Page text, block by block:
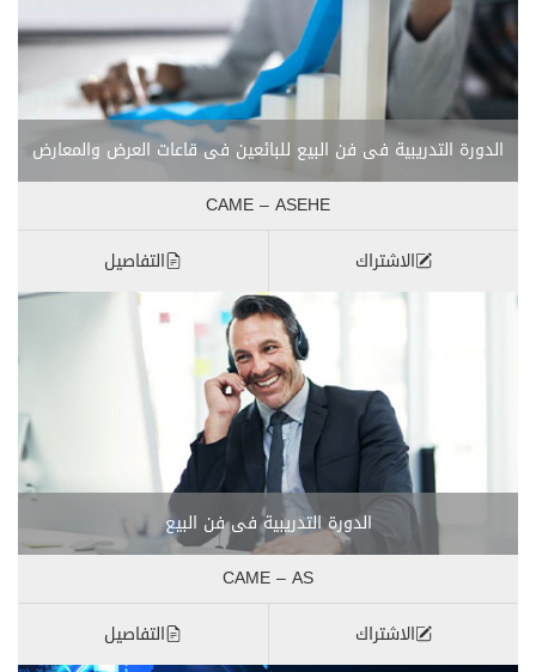
الدورة التدريبية فى فن البيع للبائعين فى قاعات العرض والمعارض
CAME – ASEHE
الاشتراك
التفاصيل
الدورة التدريبية فى فن البيع
CAME – AS
الاشتراك
التفاصيل